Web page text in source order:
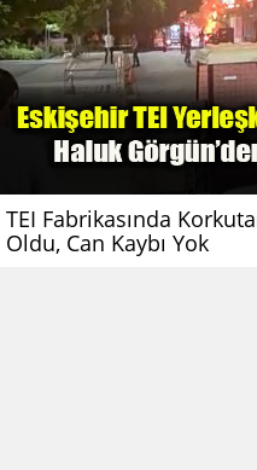
TEI Fabrikasında
Oldu, Can Kaybı Yok